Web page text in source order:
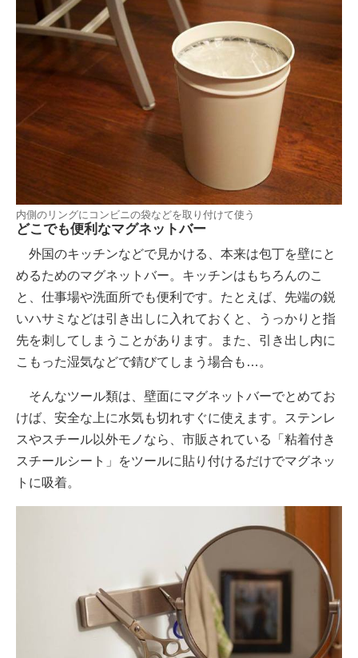
内側のリングにコンビニの袋などを取り付けて使う
どこでも便利なマグネットバー
外国のキッチンなどで見かける、本来は包丁を壁にと
めるためのマグネットバー。キッチンはもちろんのこ
と、仕事場や洗面所でも便利です。たとえば、先端の鋭
いハサミなどは引き出しに入れておくと、うっかりと指
先を刺してしまうことがあります。また、引き出し内に
こもった湿気などで錆びてしまう場合も…。
そんなツール類は、壁面にマグネットバーでとめてお
けば、安全な上に水気も切れすぐに使えます。ステンレ
スやスチール以外モノなら、市販されている「粘着付き
スチールシート」をツールに貼り付けるだけでマグネッ
トに吸着。